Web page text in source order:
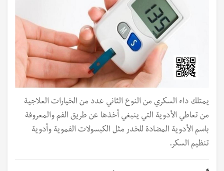
يمتلك داء السكري من النوع الثاني عدد من الخيارات العلاجية
من تعاطي الأدوية التي ينبغي أخذها عن طريق الفم والمعروفة
باسم الأدوية المضادة للخدر مثل الكبسولات الفموية وأدوية
تنظيم السكر.